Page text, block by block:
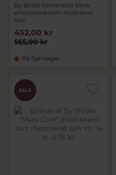
By Birdie Esmerelda Silver
ørestikkere sort rhodineret
sølv
565,00 kr
452,00 kr
På fjernlager
SALE